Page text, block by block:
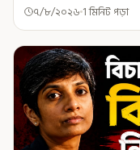
৭/৮/২০২৬ 1 মিনিট পড়া